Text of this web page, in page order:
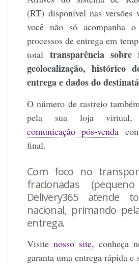
(RT) disponível nas versões
você não só acompanha o
processos de entrega em
total transparência sobre
geolocalização, histórico
entrega e dados do
O número de rastreio
pela sua loja virtual,
comunicação pós-venda
final.
Com foco no
fracionadas
Delivery365atende
nacional, primando
entrega.
Visitenosso site, conheça
garanta uma entrega rápida e